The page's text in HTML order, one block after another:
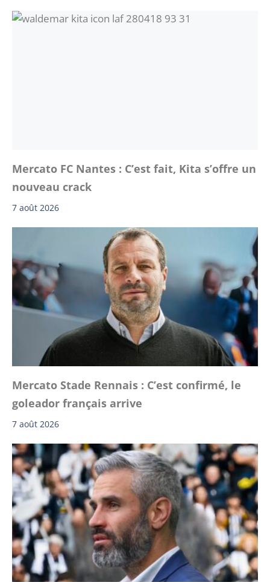
Mercato FC Nantes : C’est fait, Kita s’offre un
nouveau crack
7 août 2026
Mercato Stade Rennais : C’est confirmé, le
goleador français arrive
7 août 2026